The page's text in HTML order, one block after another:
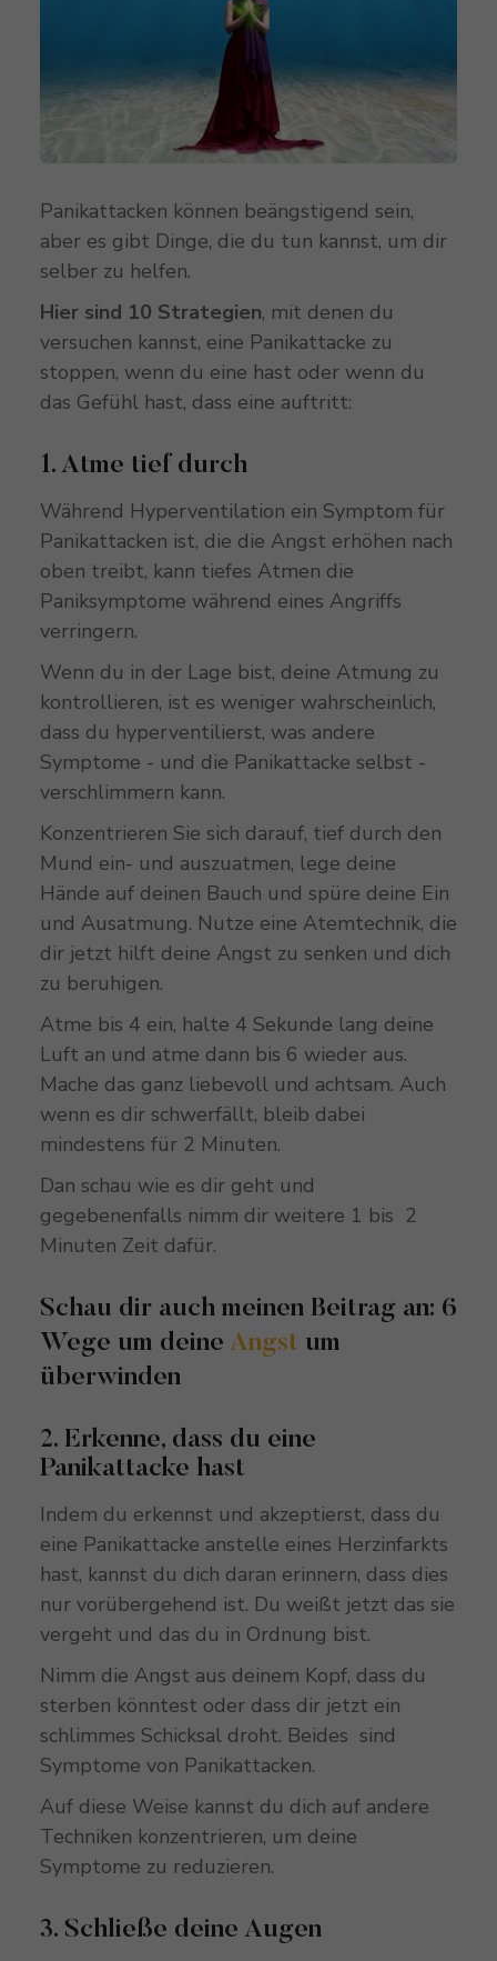
Panikattacken können beängstigend sein,
aber es gibt Dinge, die du tun kannst, um dir
selber zu helfen.
Hier sind 10 Strategien, mit denen du
versuchen kannst, eine Panikattacke zu
stoppen, wenn du eine hast oder wenn du
das Gefühl hast, dass eine auftritt:
1. Atme tief durch
Während Hyperventilation ein Symptom für
Panikattacken ist, die die Angst erhöhen nach
oben treibt, kann tiefes Atmen die
Paniksymptome während eines Angriffs
verringern.
Wenn du in der Lage bist, deine Atmung zu
kontrollieren, ist es weniger wahrscheinlich,
dass du hyperventilierst, was andere
Symptome - und die Panikattacke selbst -
verschlimmern kann.
Konzentrieren Sie sich darauf, tief durch den
Mund ein- und auszuatmen, lege deine
Hände auf deinen Bauch und spüre deine Ein
und Ausatmung. Nutze eine Atemtechnik, die
dir jetzt hilft deine Angst zu senken und dich
zu beruhigen.
Atme bis 4 ein, halte 4 Sekunde lang deine
Luft an und atme dann bis 6 wieder aus.
Mache das ganz liebevoll und achtsam. Auch
wenn es dir schwerfällt, bleib dabei
mindestens für 2 Minuten.
Dan schau wie es dir geht und
gegebenenfalls nimm dir weitere 1 bis 2
Minuten Zeit dafür.
Schau dir auch meinen Beitrag an: 6
Wege um deine Angst um
überwinden
2. Erkenne, dass du eine
Panikattacke hast
Indem du erkennst und akzeptierst, dass du
eine Panikattacke anstelle eines Herzinfarkts
hast, kannst du dich daran erinnern, dass dies
nur vorübergehend ist. Du weißt jetzt das sie
vergeht und das du in Ordnung bist.
Nimm die Angst aus deinem Kopf, dass du
sterben könntest oder dass dir jetzt ein
schlimmes Schicksal droht. Beides sind
Symptome von Panikattacken.
Auf diese Weise kannst du dich auf andere
Techniken konzentrieren, um deine
Symptome zu reduzieren.
3. Schließe deine Augen